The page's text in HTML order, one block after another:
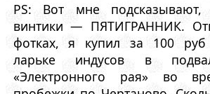
PS: Вот мне
винтики — ПЯТИГРАННИК.
фотках, я купил за 100
ларьке индусов в
«Электронного рая» во